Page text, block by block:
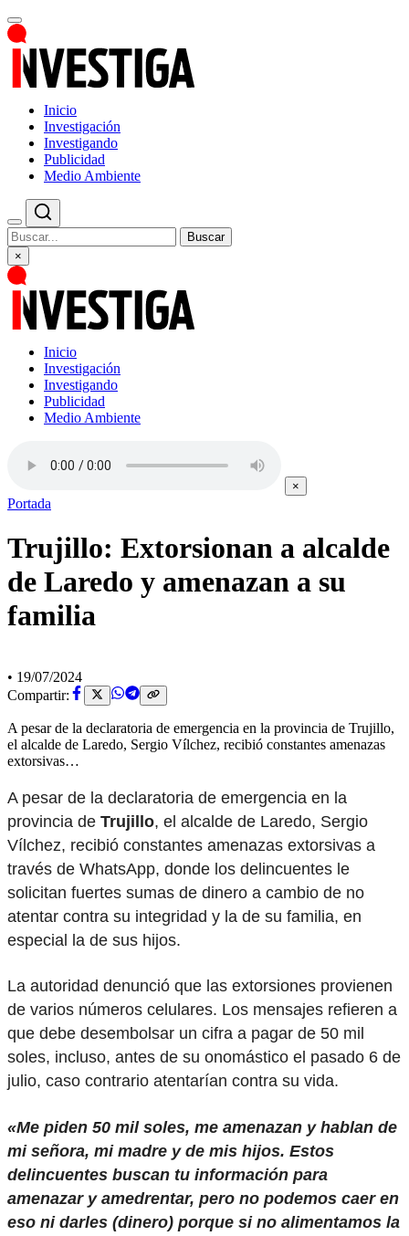
Inicio
Investigación
Investigando
Publicidad
Medio Ambiente
Buscar
×
Inicio
Investigación
Investigando
Publicidad
Medio Ambiente
×
Portada
Trujillo: Extorsionan a alcalde
de Laredo y amenazan a su
familia
• 19/07/2024
Compartir:
A pesar de la declaratoria de emergencia en la provincia de Trujillo,
el alcalde de Laredo, Sergio Vílchez, recibió constantes amenazas
extorsivas…
A pesar de la declaratoria de emergencia en la
provincia de Trujillo, el alcalde de Laredo, Sergio
Vílchez, recibió constantes amenazas extorsivas a
través de WhatsApp, donde los delincuentes le
solicitan fuertes sumas de dinero a cambio de no
atentar contra su integridad y la de su familia, en
especial la de sus hijos.
La autoridad denunció que las extorsiones provienen
de varios números celulares. Los mensajes refieren a
que debe desembolsar un cifra a pagar de 50 mil
soles, incluso, antes de su onomástico el pasado 6 de
julio, caso contrario atentarían contra su vida.
«Me piden 50 mil soles, me amenazan y hablan de
mi señora, mi madre y de mis hijos. Estos
delincuentes buscan tu información para
amenazar y amedrentar, pero no podemos caer en
eso ni darles (dinero) porque si no alimentamos la